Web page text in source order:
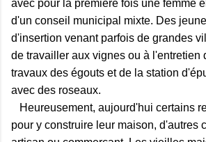
avec pour la première fois une femme
d'un conseil municipal mixte. Des
d'insertion venant parfois de grandes
de travailler aux vignes ou à l'entretien
travaux des égouts et de la station
avec des roseaux.
Heureusement, aujourd'hui certains
pour y construire leur maison, d'autres